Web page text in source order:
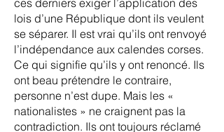
ces derniers exiger l’application des
lois d’une République dont ils veulent
se séparer. Il est vrai qu’ils ont renvoyé
l’indépendance aux calendes corses.
Ce qui signifie qu’ils y ont renoncé. Ils
ont beau prétendre le contraire,
personne n’est dupe. Mais les «
nationalistes » ne craignent pas la
contradiction. Ils ont toujours réclamé